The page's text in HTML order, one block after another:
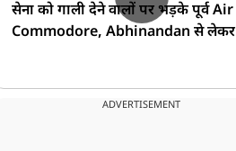
सेना को गाली देने वालों पर भड़के पूर्व Air
Commodore, Abhinandan से लेकर
ADVERTISEMENT